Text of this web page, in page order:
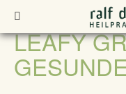
Osteopathie Konstanz>
LEAFY